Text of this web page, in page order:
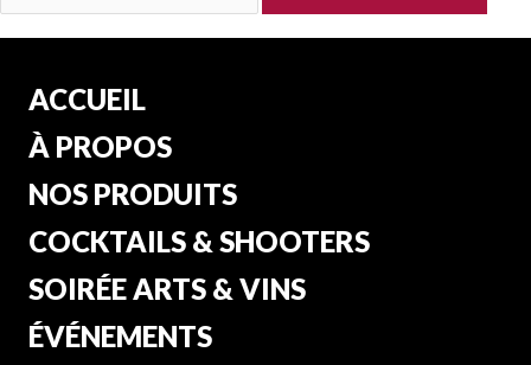
ACCUEIL
À PROPOS
NOS PRODUITS
COCKTAILS & SHOOTERS
SOIRÉE ARTS & VINS
ÉVÉNEMENTS